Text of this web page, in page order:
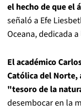
el hecho de que el
señaló a Efe
Oceana, dedicada
El académico
Católica del Norte,
"tesoro de la
desembocar en la